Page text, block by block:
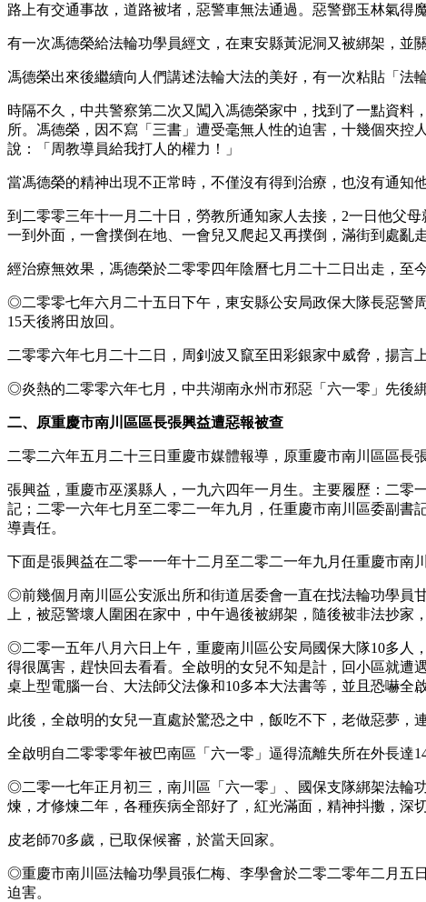
路上有交通事故，道路被堵，惡警車無法通過。惡警鄧玉林氣
有一次馮德榮給法輪功學員經文，在東安縣黃泥洞又被綁架，並
馮德榮出來後繼續向人們講述法輪大法的美好，有一次粘貼「法
時隔不久，中共警察第二次又闖入馮德榮家中，找到了一點資
所。馮德榮，因不寫「三書」遭受毫無人性的迫害，十幾個夾
說：「周教導員給我打人的權力！」
當馮德榮的精神出現不正常時，不僅沒有得到治療，也沒有通知
到二零零三年十一月二十日，勞教所通知家人去接，2一日他父
一到外面，一會撲倒在地、一會兒又爬起又再撲倒，滿街到處亂走
經治療無效果，馮德榮於二零零四年陰曆七月二十二日出走，
◎二零零七年六月二十五日下午，東安縣公安局政保大隊長惡警
15天後將田放回。
二零零六年七月二十二日，周釗波又竄至田彩銀家中威脅，揚言
◎炎熱的二零零六年七月，中共湖南永州市邪惡「六一零」先後
二、原重慶市南川區區長張興益遭惡報被查
二零二六年五月二十三日重慶市媒體報導，原重慶市南川區區長
張興益，重慶市巫溪縣人，一九六四年一月生。主要履歷：二
記；二零一六年七月至二零二一年九月，任重慶市南川區委副
導責任。
下面是張興益在二零一一年十二月至二零二一年九月任重慶市南
◎前幾個月南川區公安派出所和街道居委會一直在找法輪功學員
上，被惡警壞人圍困在家中，中午過後被綁架，隨後被非法抄
◎二零一五年八月六日上午，重慶南川區公安局國保大隊10多人
得很厲害，趕快回去看看。全啟明的女兒不知是計，回小區就遭
桌上型電腦一台、大法師父法像和10多本大法書等，並且恐嚇
此後，全啟明的女兒一直處於驚恐之中，飯吃不下，老做惡夢，
全啟明自二零零零年被巴南區「六一零」逼得流離失所在外長達
◎二零一七年正月初三，南川區「六一零」、國保支隊綁架法輪
煉，才修煉二年，各種疾病全部好了，紅光滿面，精神抖擻，深
皮老師70多歲，已取保候審，於當天回家。
◎重慶市南川區法輪功學員張仁梅、李學會於二零二零年二月五
迫害。